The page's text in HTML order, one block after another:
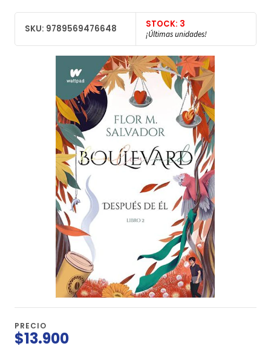
SKU: 9789569476648 STOCK: 3
¡Últimas unidades!
PRECIO
$13.900